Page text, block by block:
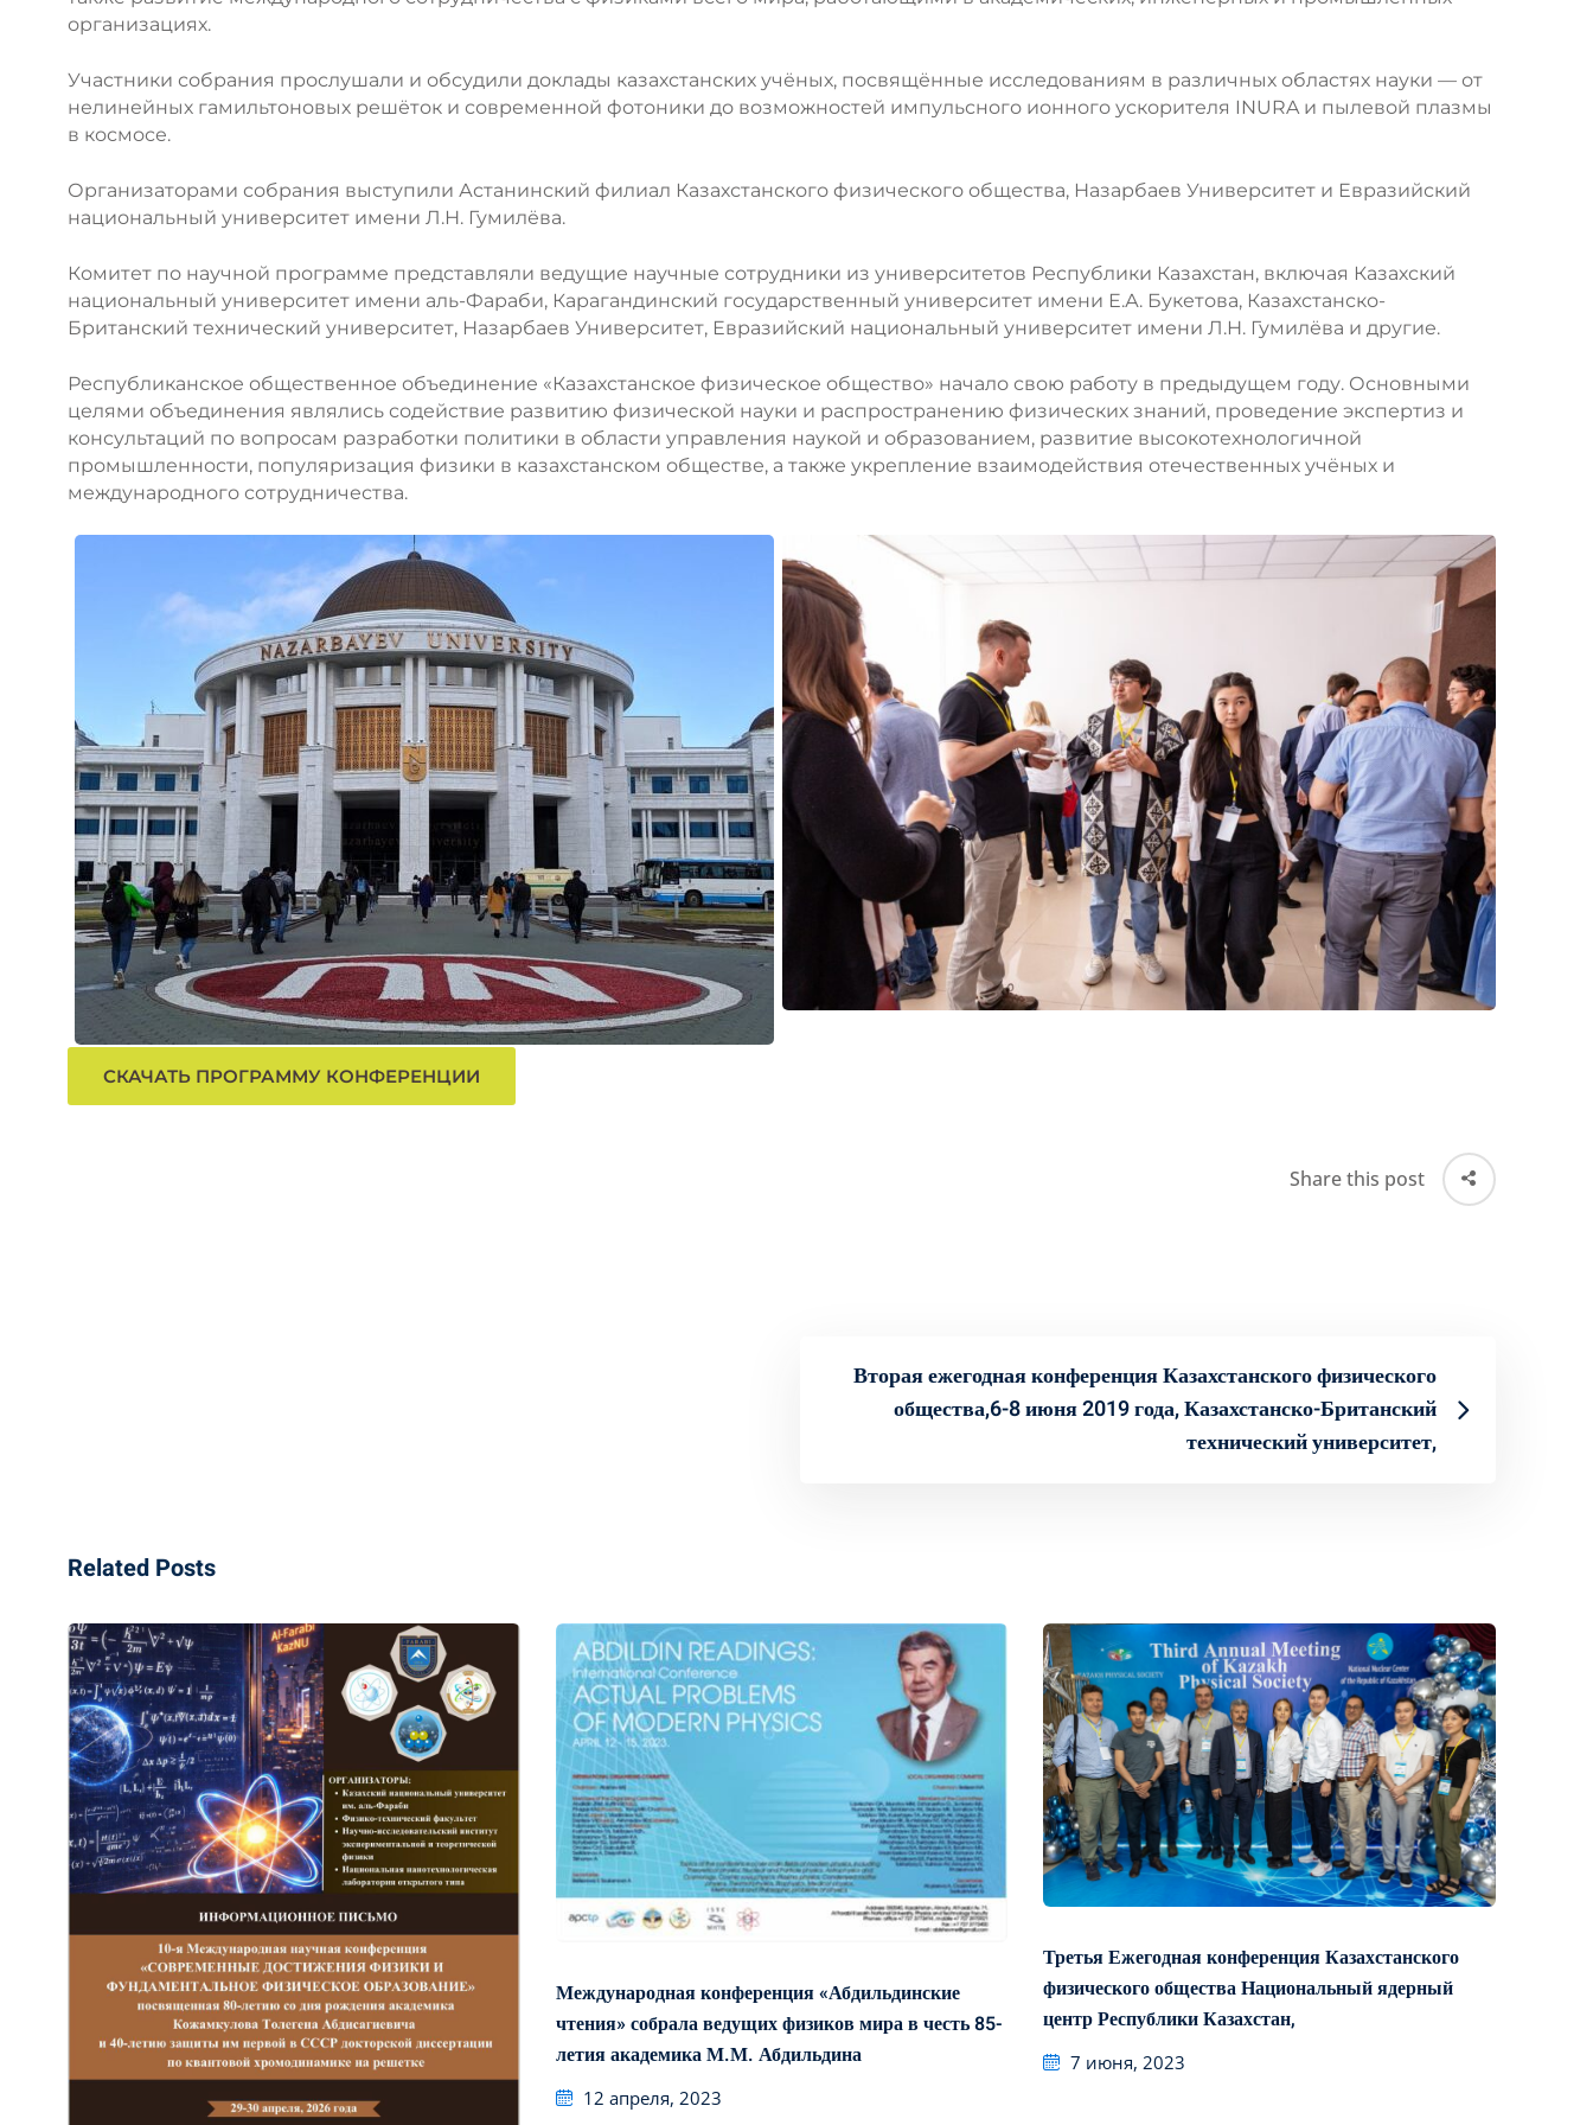
организациях.
Участники собрания прослушали и обсудили доклады казахстанских учёных, посвящённые исследованиям в различных областях науки — от
нелинейных гамильтоновых решёток и современной фотоники до возможностей импульсного ионного ускорителя INURA и пылевой плазмы
в космосе.
Организаторами собрания выступили Астанинский филиал Казахстанского физического общества, Назарбаев Университет и Евразийский
национальный университет имени Л.Н. Гумилёва.
Комитет по научной программе представляли ведущие научные сотрудники из университетов Республики Казахстан, включая Казахский
национальный университет имени аль-Фараби, Карагандинский государственный университет имени Е.А. Букетова, Казахстанско-
Британский технический университет, Назарбаев Университет, Евразийский национальный университет имени Л.Н. Гумилёва и другие.
Республиканское общественное объединение «Казахстанское физическое общество» начало свою работу в предыдущем году. Основными
целями объединения являлись содействие развитию физической науки и распространению физических знаний, проведение экспертиз и
консультаций по вопросам разработки политики в области управления наукой и образованием, развитие высокотехнологичной
промышленности, популяризация физики в казахстанском обществе, а также укрепление взаимодействия отечественных учёных и
международного сотрудничества.
СКАЧАТЬ ПРОГРАММУ КОНФЕРЕНЦИИ
Share this post
Вторая ежегодная конференция Казахстанского физического
общества,6-8 июня 2019 года, Казахстанско-Британский
технический университет,
Related Posts
Международная конференция «Абдильдинские
чтения» собрала ведущих физиков мира в честь 85-
летия академика М.М. Абдильдина
12 апреля, 2023
Третья Ежегодная конференция Казахстанского
физического общества Национальный ядерный
центр Республики Казахстан,
7 июня, 2023
Remember me Lost your password?